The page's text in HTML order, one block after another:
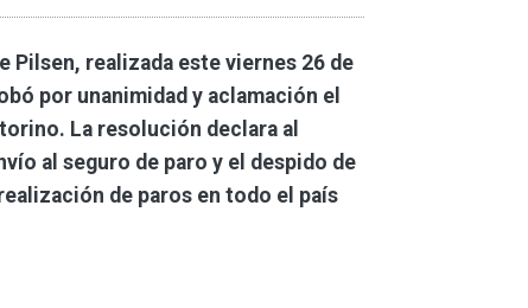
Pilsen, realizada este viernes 26 de
por unanimidad y aclamación el
La resolución declara al
al seguro de paro y el despido de
de paros en todo el país